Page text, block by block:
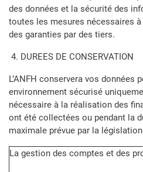
des données et la sécurité des
toutes les mesures nécessaires
des garanties par des tiers.
4. DUREES DE CONSERVATION
L’ANFH conservera vos données
environnement sécurisé
nécessaire à la réalisation des
ont été collectées ou pendant la
maximale prévue par la
La gestion des comptes et des